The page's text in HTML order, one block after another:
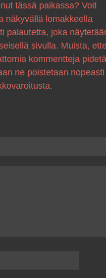
tässä paikassa? Voit
näkyvällä lomakkeella
palautetta, joka
sivulla. Muista,
kommentteja pidetä
ne poistetaan